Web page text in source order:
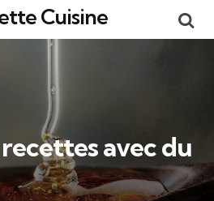
Cuisine
avec du